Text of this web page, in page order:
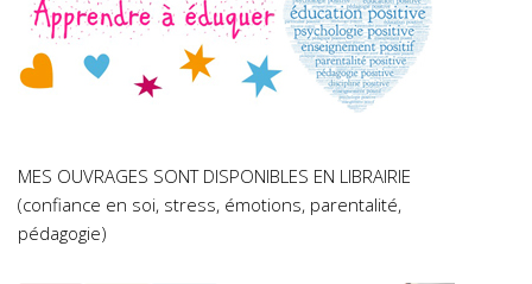
MES OUVRAGES SONT DISPONIBLES EN LIBRAIRIE
(confiance en soi, stress, émotions, parentalité,
pédagogie)